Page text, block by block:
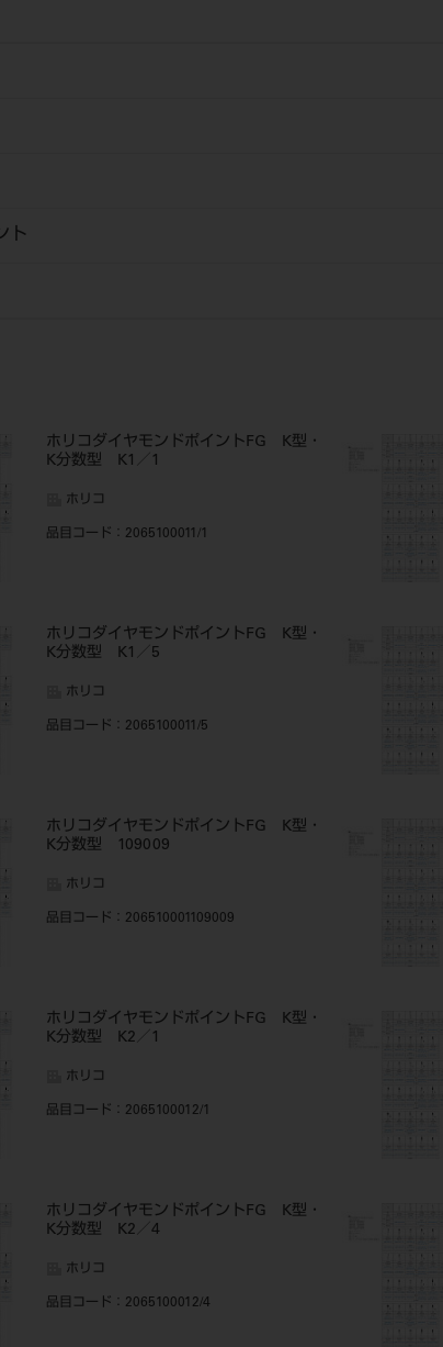
ト
ホリコダイヤモンドポイントFG K型・
K分数型 K1／1
ホリコ
品目コード ：2065100011/1
ホリコダイヤモンドポイントFG K型・
K分数型 K1／5
ホリコ
品目コード ：2065100011/5
ホリコダイヤモンドポイントFG K型・
K分数型 109009
ホリコ
品目コード ：206510001109009
ホリコダイヤモンドポイントFG K型・
K分数型 K2／1
ホリコ
品目コード ：2065100012/1
ホリコダイヤモンドポイントFG K型・
K分数型 K2／4
ホリコ
品目コード ：2065100012/4